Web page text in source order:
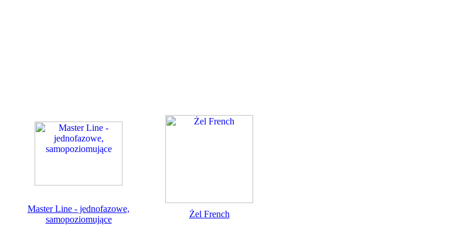
Master Line - jednofazowe,
samopoziomujące
Żel French